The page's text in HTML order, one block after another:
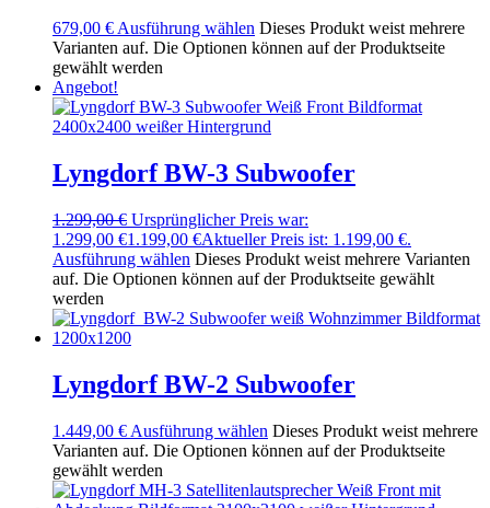
679,00 € Ausführung wählen Dieses Produkt weist mehrere
Varianten auf. Die Optionen können auf der Produktseite
gewählt werden
Angebot!
Lyngdorf BW-3 Subwoofer
1.299,00€ Ursprünglicher Preis war:
1.299,00 €1.199,00 €Aktueller Preis ist: 1.199,00 €.
Ausführung wählen Dieses Produkt weist mehrere Varianten
auf. Die Optionen können auf der Produktseite gewählt
werden
Lyngdorf BW-2 Subwoofer
1.449,00 € Ausführung wählen Dieses Produkt weist mehrere
Varianten auf. Die Optionen können auf der Produktseite
gewählt werden